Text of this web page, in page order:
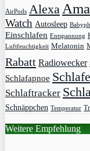
AirPods Alexa
Watch Autosleep
Einschlafen Entspannung
Luftfeuchtigkeit Melatonin
Rabatt Radiowecker
Schlafapnoe
Schlaftracker
Schnäppchen Temperatur
Weitere Empfehlung